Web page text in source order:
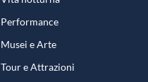
Performance
Musei e Arte
Tour e Attrazioni